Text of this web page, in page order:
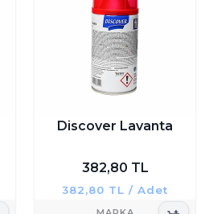
Discover Lavanta
382,80 TL
382,80 TL / Adet